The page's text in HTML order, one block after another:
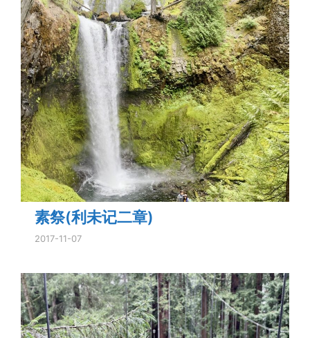
素祭(利未记二章)
2017-11-07